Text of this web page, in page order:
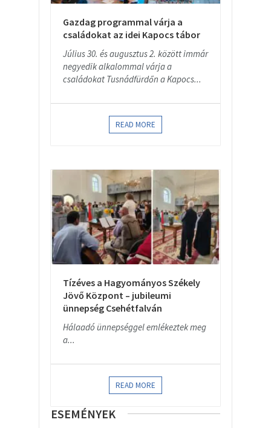
Gazdag programmal várja a
családokat az idei Kapocs tábor
Július 30. és augusztus 2. között immár
negyedik alkalommal várja a
családokat Tusnádfürdőn a Kapocs...
READ MORE
Tízéves a Hagyományos Székely
Jövő Központ – jubileumi
ünnepség Csehétfalván
Hálaadó ünnepséggel emlékeztek meg
a...
READ MORE
ESEMÉNYEK